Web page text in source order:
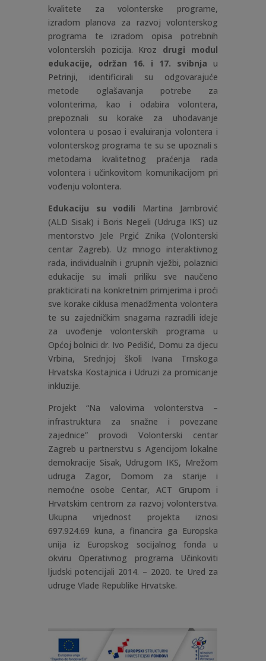
kvalitete za volonterske programe,
izradom planova za razvoj volonterskog
programa te izradom opisa potrebnih
volonterskih pozicija. Kroz
drugi modul
edukacije, održan 16. i 17. svibnja
u
Petrinji, identificirali su odgovarajuće
metode oglašavanja potrebe za
volonterima, kao i odabira volontera,
prepoznali su korake za uhodavanje
volontera u posao i evaluiranja volontera i
volonterskog programa te su se upoznali s
metodama kvalitetnog praćenja rada
volontera i učinkovitom komunikacijom pri
vođenju volontera.
Edukaciju su vodili
Martina Jambrović
(ALD Sisak) i Boris Negeli (Udruga IKS) uz
mentorstvo Jele Prgić Znika (Volonterski
centar Zagreb). Uz mnogo interaktivnog
rada, individualnih i grupnih vježbi, polaznici
edukacije su imali priliku sve naučeno
prakticirati na konkretnim primjerima i proći
sve korake ciklusa menadžmenta volontera
te su zajedničkim snagama razradili ideje
za uvođenje volonterskih programa u
Općoj bolnici dr. Ivo Pedišić, Domu za djecu
Vrbina, Srednjoj školi Ivana Trnskoga
Hrvatska Kostajnica i Udruzi za promicanje
inkluzije.
Projekt “Na valovima volonterstva –
infrastruktura za snažne i povezane
zajednice” provodi Volonterski centar
Zagreb u partnerstvu s Agencijom lokalne
demokracije Sisak, Udrugom IKS, Mrežom
udruga Zagor, Domom za starije i
nemoćne osobe Centar, ACT Grupom i
Hrvatskim centrom za razvoj volonterstva.
Ukupna vrijednost projekta iznosi
697.924.69 kuna, a financira ga Europska
unija iz Europskog socijalnog fonda u
okviru Operativnog programa Učinkoviti
ljudski potencijali 2014. – 2020. te Ured za
udruge Vlade Republike Hrvatske.